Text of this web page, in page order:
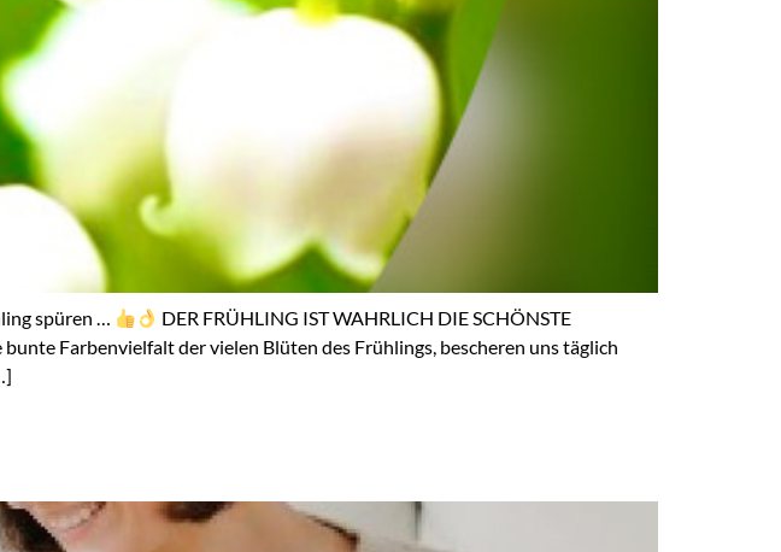
spüren …
DER FRÜHLING IST WAHRLICH DIE SCHÖNSTE
Farbenvielfalt der vielen Blüten des Frühlings, bescheren uns täglich